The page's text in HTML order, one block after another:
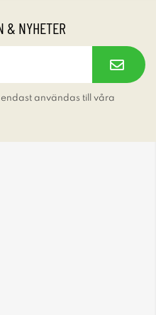
& NYHETER
användas till våra